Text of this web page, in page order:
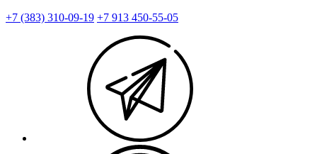
+7 (383) 310-09-19 +7 913 450-55-05